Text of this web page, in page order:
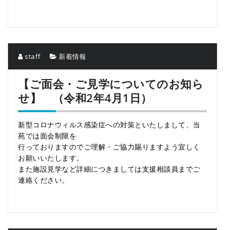
staff 新着情報
【ご面会・ご見学についてのお知ら
せ】 （令和2年4月1日）
新型コロナウィルス感染症への対策といたしまして、当
苑では面会制限を
行っておりますのでご理解・ご協力賜りますよう宜しく
お願いいたします。
また施設見学など詳細につきましては支援相談員までご
連絡ください。